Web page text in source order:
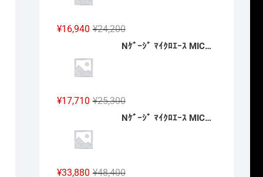
¥24,200
で
は
¥16,940
¥24,200元
の
¥24,200
で
¥16,940
現
在
は
¥16,940
Nｹﾞｰｼﾞ ﾏｲｸﾛｴｰｽ MICROACE A5823 E751系 特急「スーパーつがる」4両セット 2027年予定
¥25,300元
の
¥25,300
¥17,710
現
在
は
Nｹﾞｰｼﾞ ﾏｲｸﾛｴｰｽ MICROACE A2262 伊豆急2100系 5次車「アルファ・リゾート21」登場時 8両セット 2027年予定
¥48,400元
¥33,880
現